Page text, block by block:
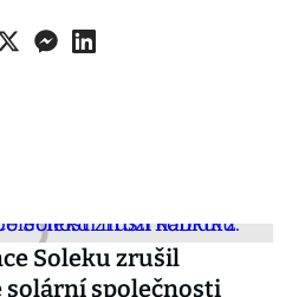
Soleku zrušil
solární společnosti